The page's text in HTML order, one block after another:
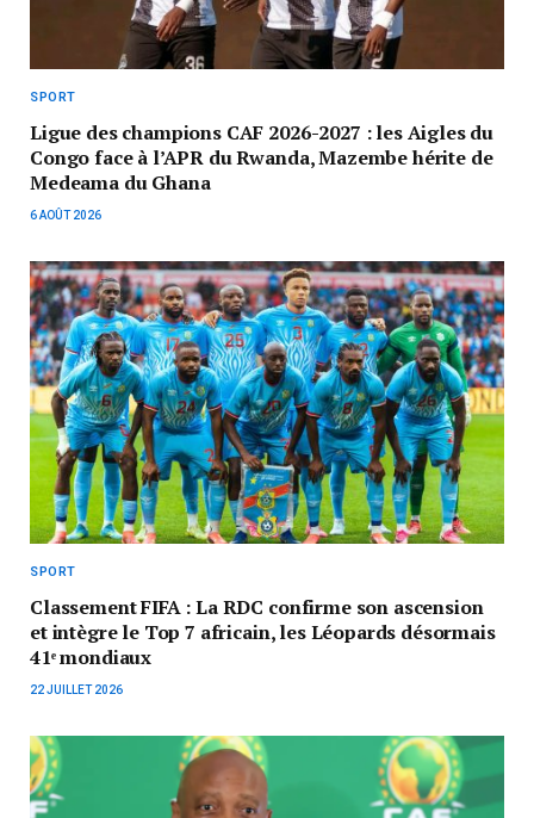
SPORT
Ligue des champions CAF 2026-2027 : les Aigles du
Congo face à l’APR du Rwanda, Mazembe hérite de
Medeama du Ghana
6 AOÛT 2026
SPORT
Classement FIFA : La RDC confirme son ascension
et intègre le Top 7 africain, les Léopards désormais
41ᵉ mondiaux
22 JUILLET 2026